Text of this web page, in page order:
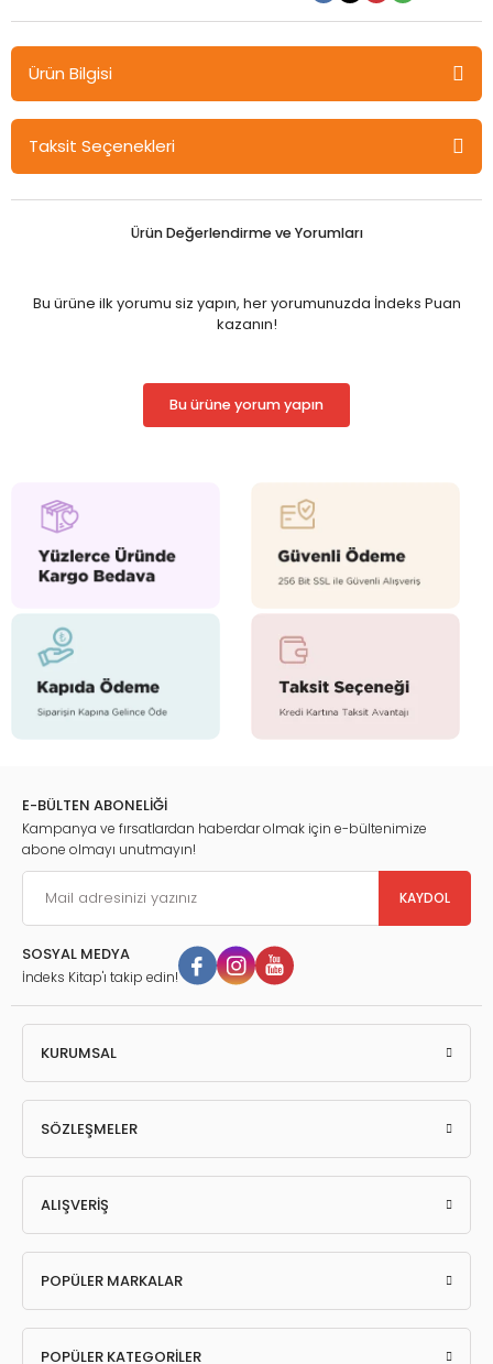
Ürün Bilgisi
Edding Legamaster Tahta Kalem Mürekkebi Mavi 100 ml. 1199-03
- Mürekkep doldurma Kart işaretleri için mürekkebi tekrar
- Dolum çevre dostu
Taksit Seçenekleri
Ürün Değerlendirme ve Yorumları
Bu ürüne ilk yorumu siz yapın, her yorumunuzda İndeks Puan
kazanın!
Bu ürüne yorum yapın
E-BÜLTEN ABONELİĞİ
Kampanya ve fırsatlardan haberdar olmak için e-bültenimize
abone olmayı unutmayın!
KAYDOL
SOSYAL MEDYA
İndeks Kitap'ı takip edin!
KURUMSAL
SÖZLEŞMELER
ALIŞVERİŞ
POPÜLER MARKALAR
POPÜLER KATEGORİLER